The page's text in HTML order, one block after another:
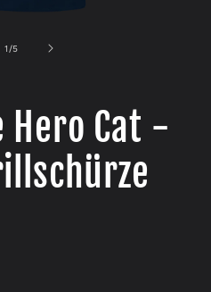
1/von
5
Hero Cat -